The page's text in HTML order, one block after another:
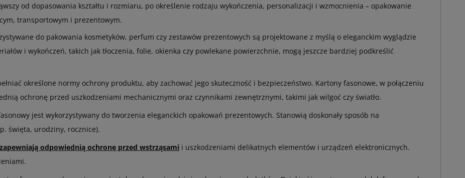
od dopasowania kształtu i rozmiaru, po określenie rodzaju wykończenia, personalizacji i wzmocnienia – opakowanie
transportowym i prezentowym.
do pakowania kosmetyków, perfum czy zestawów prezentowych są projektowane z myślą o eleganckim wyglądzie
i wykończeń, takich jak tłoczenia, folie, okienka czy powlekane powierzchnie, mogą jeszcze bardziej podkreślić
określone normy ochrony produktu, aby zachować jego skuteczność i bezpieczeństwo. Kartony fasonowe, w połączeniu
ochronę przed uszkodzeniami mechanicznymi oraz czynnikami zewnętrznymi, takimi jak wilgoć czy światło.
jest wykorzystywany do tworzenia eleganckich opakowań prezentowych. Stanowią doskonały sposób na
święta, urodziny, rocznice).
odpowiednią ochronę przed wstrząsami i uszkodzeniami delikatnych elementów i urządzeń elektronicznych.